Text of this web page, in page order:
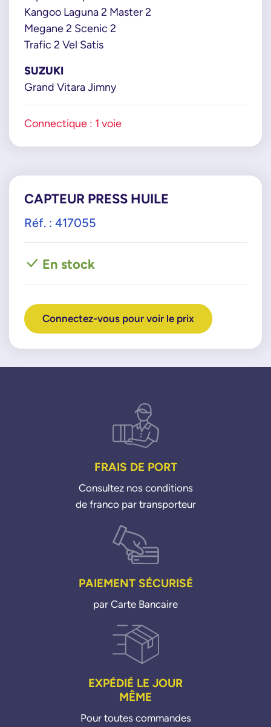
Kangoo Laguna 2 Master 2
Megane 2 Scenic 2
Trafic 2 Vel Satis
SUZUKI
Grand Vitara Jimny
Connectique : 1 voie
CAPTEUR PRESS HUILE
Réf. : 417055
En stock
Connectez-vous pour voir le prix
FRAIS DE PORT
Consultez nos conditions
de franco par transporteur
PAIEMENT SÉCURISÉ
par Carte Bancaire
EXPÉDIÉ LE JOUR
MÊME
Pour toutes commandes